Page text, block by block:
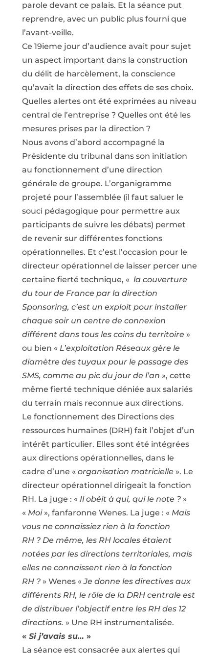
parole devant ce palais. Et la séance put
reprendre, avec un public plus fourni que
l’avant-veille.
Ce 19ieme jour d’audience avait pour sujet
un aspect important dans la construction
du délit de harcèlement, la conscience
qu’avait la direction des effets de ses choix.
Quelles alertes ont été exprimées au niveau
central de l’entreprise ? Quelles ont été les
mesures prises par la direction ?
Nous avons d’abord accompagné la
Présidente du tribunal dans son initiation
au fonctionnement d’une direction
générale de groupe. L’organigramme
projeté pour l’assemblée (il faut saluer le
souci pédagogique pour permettre aux
participants de suivre les débats) permet
de revenir sur différentes fonctions
opérationnelles. Et c’est l’occasion pour le
directeur opérationnel de laisser percer une
certaine fierté technique, « la couverture
du tour de France par la direction
Sponsoring, c’est un exploit pour installer
chaque soir un centre de connexion
différent dans tous les coins du territoire »
ou bien « L’exploitation Réseaux gère le
diamètre des tuyaux pour le passage des
SMS, comme au pic du jour de l’an », cette
même fierté technique déniée aux salariés
du terrain mais reconnue aux directions.
Le fonctionnement des Directions des
ressources humaines (DRH) fait l’objet d’un
intérêt particulier. Elles sont été intégrées
aux directions opérationnelles, dans le
cadre d’une « organisation matricielle ». Le
directeur opérationnel dirigeait la fonction
RH. La juge : «Il obéit à qui, qui le note ?»
« Moi», fanfaronne Wenes. La juge : « Mais
vous ne connaissiez rien à la fonction
RH ? De même, les RH locales étaient
notées par les directions territoriales, mais
elles ne connaissent rien à la fonction
RH ? » Wenes «Je donne les directives aux
différents RH, le rôle de la DRH centrale est
de distribuer l’objectif entre les RH des 12
directions. » Une RH instrumentalisée.
« Si j’avais su… »
La séance est consacrée aux alertes qui